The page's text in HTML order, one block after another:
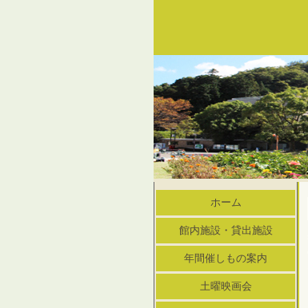
ホーム
館内施設・貸出施設
年間催しもの案内
土曜映画会